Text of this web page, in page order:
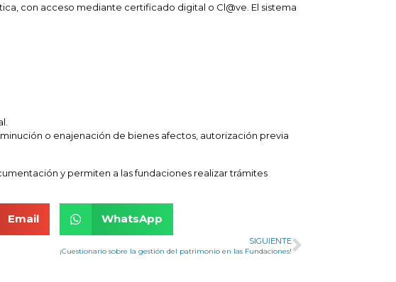
con acceso mediante certificado digital o Cl@ve. El sistema
o enajenación de bienes afectos, autorización previa
y permiten a las fundaciones realizar trámites
Email WhatsApp
SIGUIENTE
¡Cuestionario sobre la gestión del patrimonio en las Fundaciones!